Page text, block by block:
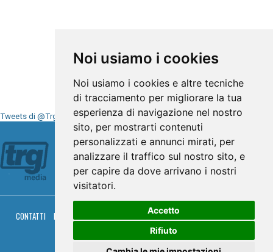
Noi usiamo i cookies
Noi usiamo i cookies e altre tecniche
di tracciamento per migliorare la tua
esperienza di navigazione nel nostro
sito, per mostrarti contenuti
personalizzati e annunci mirati, per
analizzare il traffico sul nostro sito, e
per capire da dove arrivano i nostri
visitatori.
Accetto
Rifiuto
Tweets di @TrgMedia
Seguici su
CONTATTI PRIVACY PALINSESTO DIRETTA TV
RGM HITRADIO